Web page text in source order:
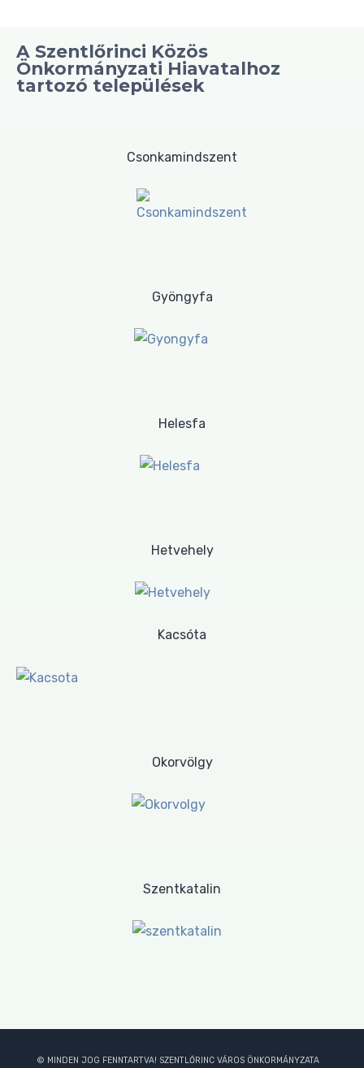
A Szentlőrinci Közös
Önkormányzati Hiavatalhoz
tartozó települések
Csonkamindszent
Gyöngyfa
Helesfa
Hetvehely
Kacsóta
Okorvölgy
Szentkatalin
© MINDEN JOG FENNTARTVA! SZENTLŐRINC VÁROS ÖNKORMÁNYZATA